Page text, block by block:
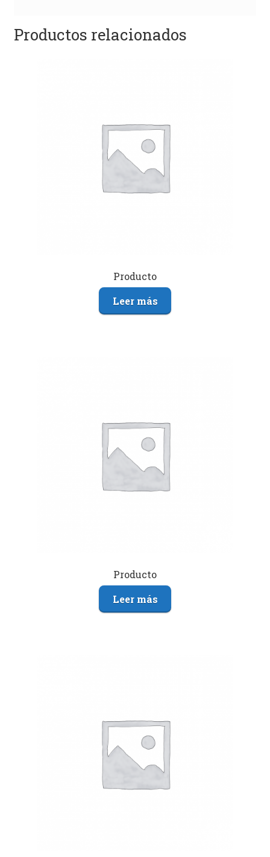
Productos relacionados
Producto
Leer más
Producto
Leer más